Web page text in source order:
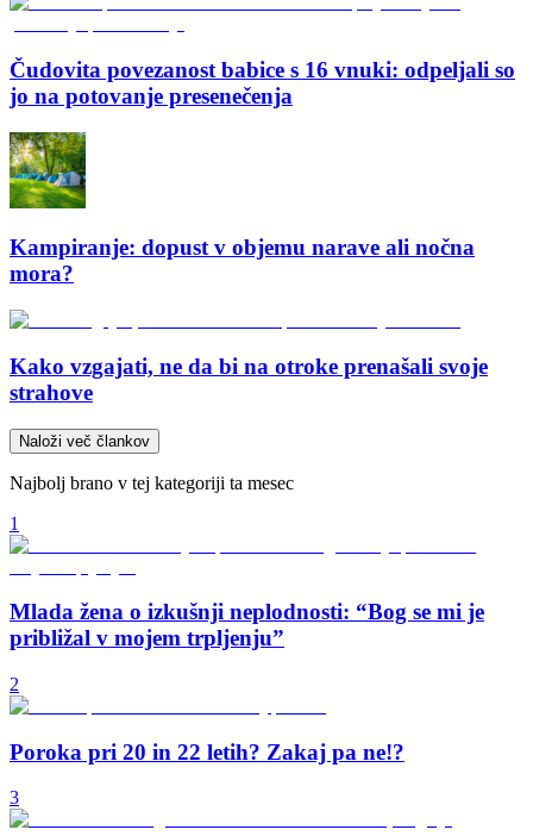
Čudovita povezanost babice s 16 vnuki: odpeljali so
jo na potovanje presenečenja
Kampiranje: dopust v objemu narave ali nočna
mora?
Kako vzgajati, ne da bi na otroke prenašali svoje
strahove
Naloži več člankov
Najbolj brano v tej kategoriji ta mesec
1
Mlada žena o izkušnji neplodnosti: “Bog se mi je
približal v mojem trpljenju”
2
Poroka pri 20 in 22 letih? Zakaj pa ne!?
3